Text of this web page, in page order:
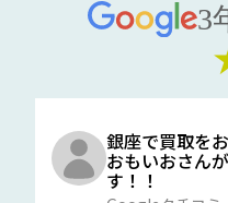
3
銀座で買取を
おもいおさん
す！！